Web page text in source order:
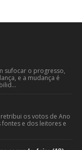
sufocar o progresso,
e a mudança é
os votos de Ano
e dos leitores e